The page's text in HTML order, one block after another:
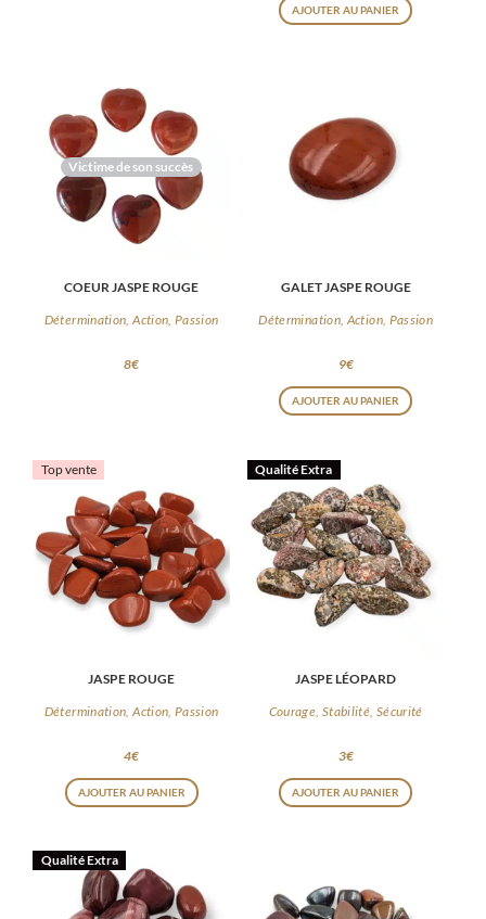
AJOUTER AU PANIER
Victime de son succès
COEUR JASPE ROUGE
Détermination, Action, Passion
8€
GALET JASPE ROUGE
Détermination, Action, Passion
9€
AJOUTER AU PANIER
Top vente
JASPE ROUGE
Détermination, Action, Passion
4€
AJOUTER AU PANIER
Qualité Extra
JASPE LÉOPARD
Courage, Stabilité, Sécurité
3€
AJOUTER AU PANIER
Qualité Extra